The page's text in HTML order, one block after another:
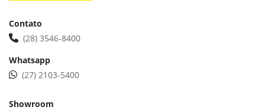
Contato
(28) 3546-8400
Whatsapp
(27) 2103-5400
Showroom